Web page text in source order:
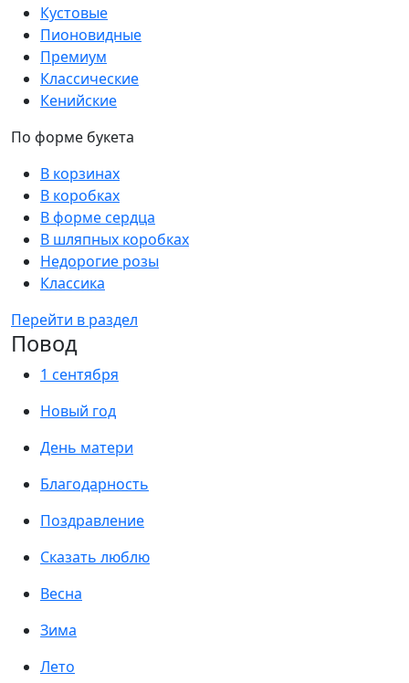
Кустовые
Пионовидные
Премиум
Классические
Кенийские
По форме букета
В корзинах
В коробках
В форме сердца
В шляпных коробках
Недорогие розы
Классика
Перейти в раздел
Повод
1 сентября
Новый год
День матери
Благодарность
Поздравление
Сказать люблю
Весна
Зима
Лето